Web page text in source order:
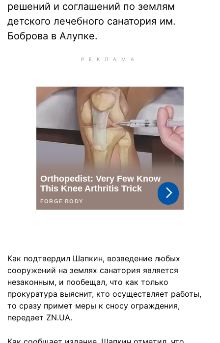
решений и соглашений по землям
детского лечебного санатория им.
Боброва в Алупке.
Как подтвердил Шапкин, возведение любых
сооружений на землях санатория является
незаконным, и пообещал, что как только
прокуратура выяснит, кто осуществляет работы,
то сразу примет меры к сносу ограждения,
передает ZN.UA.